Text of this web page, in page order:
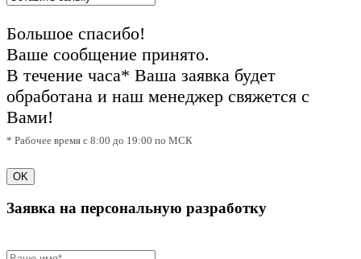
Большое спасибо!
Ваше сообщение принято.
В течение часа* Ваша заявка будет
обработана и наш менеджер свяжется с
Вами!
* Рабочее время с 8:00 до 19:00 по МСК
OK
Заявка на персональную разработку